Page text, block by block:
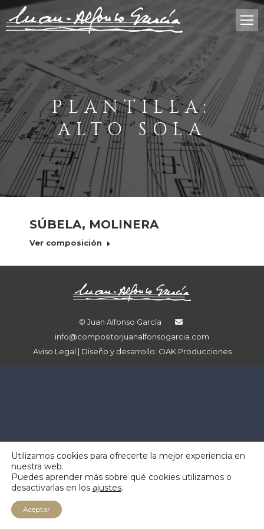
PLANTILLA:
ALTO SOLA
SÚBELA, MOLINERA
Ver composición
© Juan Alfonso García
info@compositorjuanalfonsogarcia.com
Aviso Legal | Diseño y desarrollo: OAK Producciones
Utilizamos cookies para ofrecerte la mejor experiencia en
nuestra web.
Puedes aprender más sobre qué cookies utilizamos o
desactivarlas en los ajustes.
Aceptar